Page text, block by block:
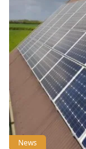
News